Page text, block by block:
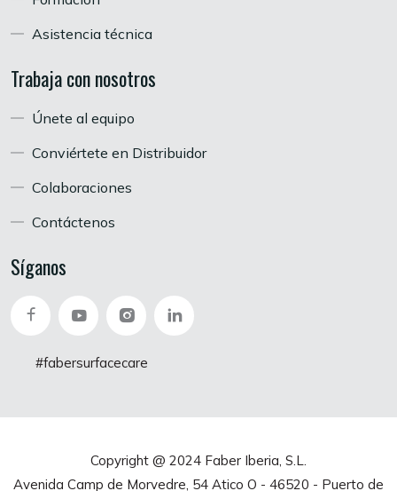
Asistencia técnica
Trabaja con nosotros
Únete al equipo
Conviértete en Distribuidor
Colaboraciones
Contáctenos
Síganos
#fabersurfacecare
Copyright @ 2024 Faber Iberia, S.L.
Avenida Camp de Morvedre, 54 Atico O - 46520 - Puerto de